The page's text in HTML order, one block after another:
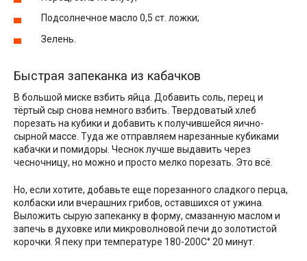
Подсолнечное масло 0,5 ст. ложки;
Зелень.
Быстрая запеканка из кабачков
В большой миске взбить яйца. Добавить соль, перец и
тёртый сыр снова немного взбить. Твердоватый хлеб
порезать на кубики и добавить к получившейся яично-
сырной массе. Туда же отправляем нарезанные кубиками
кабачки и помидоры. Чеснок лучше выдавить через
чесночницу, но можно и просто мелко порезать. Это всё.
Но, если хотите, добавьте еще порезанного сладкого перца,
колбаски или вчерашних грибов, оставшихся от ужина.
Выложить сырую запеканку в форму, смазанную маслом и
запечь в духовке или микроволновой печи до золотистой
корочки. Я пеку при температуре 180-200С° 20 минут.